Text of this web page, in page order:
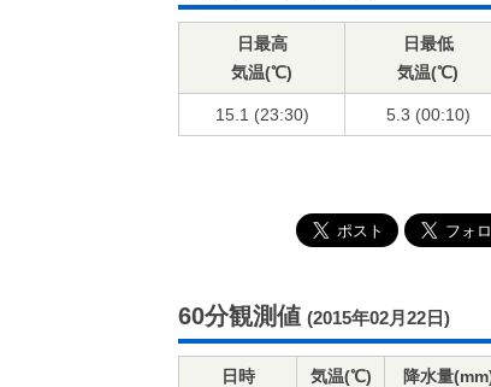
日最高
気温(℃)
日最低
気温(℃)
15.1 (23:30) 5.3 (00:10)
60分観測値 (2015年02月22日)
日時 気温(℃) 降水量